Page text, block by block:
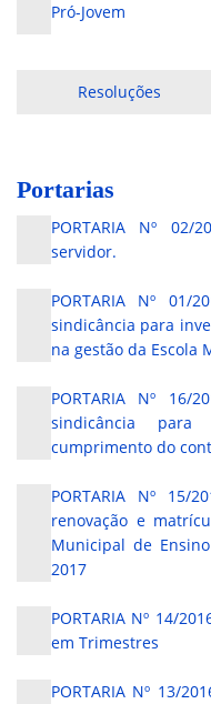
Pró-Jovem
Resoluções
Portarias
PORTARIA Nº
servidor.
PORTARIA Nº
sindicância para
na gestão da Escola
PORTARIA Nº
sindicância
cumprimento do
PORTARIA Nº 15/
renovação e
Municipal de
2017
PORTARIA Nº 14/
em Trimestres
PORTARIA Nº 13/